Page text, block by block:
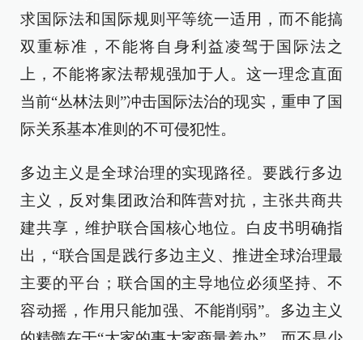
求国际法和国际规则平等统一适用，而不能搞
双重标准，不能将自身利益凌驾于国际法之
上，不能将家法帮规强加于人。这一理念直面
当前“丛林法则”冲击国际法治的现实，重申了国
际关系基本准则的不可侵犯性。
多边主义是全球治理的实现路径。要践行多边
主义，反对集团政治和阵营对抗，主张共商共
建共享，维护联合国核心地位。白皮书明确指
出，“联合国是践行多边主义、推进全球治理最
主要的平台；联合国的主导地位必须坚持、不
容动摇，作用只能加强、不能削弱”。多边主义